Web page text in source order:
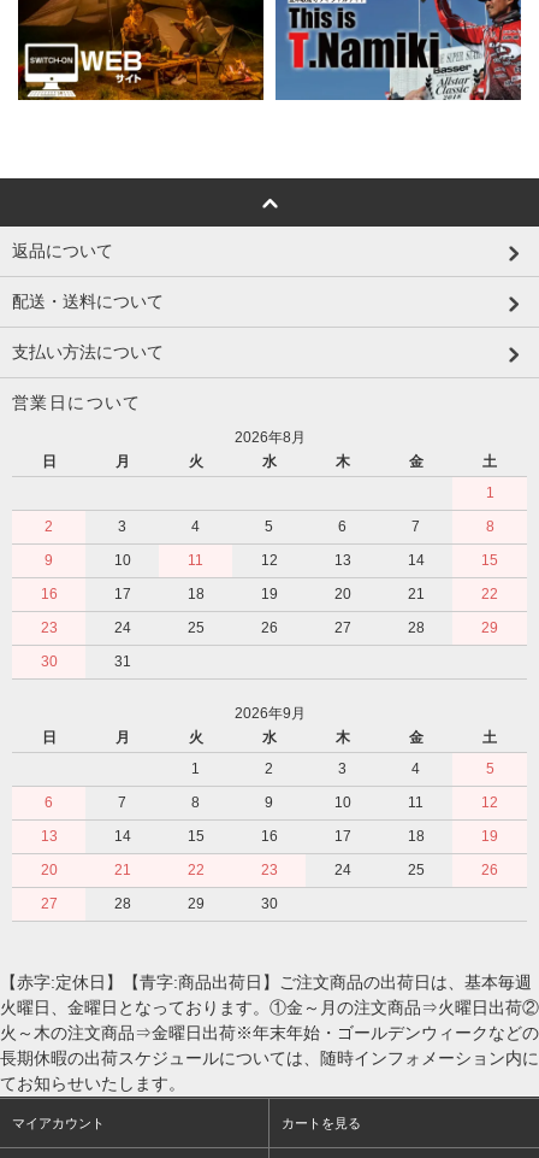
返品について
配送・送料について
支払い方法について
営業日について
2026年8月
日
月 火 水 木 金
土
1
2
3 4 5 6 7
8
9
10 11 12 13 14
15
16
17 18 19 20 21
22
23
24 25 26 27 28
29
30
31
2026年9月
日
月 火 水 木 金
土
1
2 3 4
5
6
7 8 9 10 11
12
13
14 15 16 17 18
19
20
21 22 23 24 25
26
27
28 29 30
【赤字:定休日】【青字:商品出荷日】ご注文商品の出荷日は、基本毎週
火曜日、金曜日となっております。①金～月の注文商品⇒火曜日出荷②
火～木の注文商品⇒金曜日出荷※年末年始・ゴールデンウィークなどの
長期休暇の出荷スケジュールについては、随時インフォメーション内に
てお知らせいたします。
マイアカウント カートを見る